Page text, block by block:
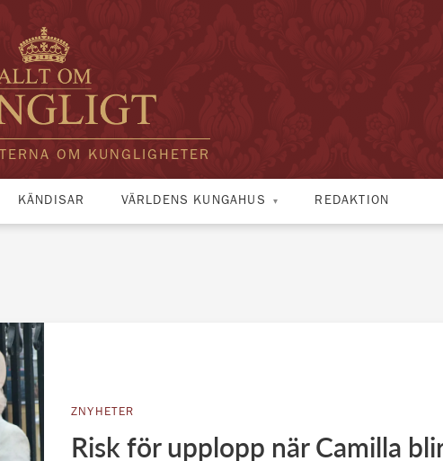
OM KUNGLIGHETER
KÄNDISAR VÄRLDENS KUNGAHUS REDAKTION
ZNYHETER
Risk för upplopp när Camilla